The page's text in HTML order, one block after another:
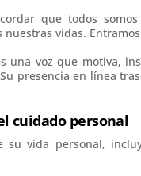
que todos
vidas.
una voz que motiva,
presencia en línea
cuidado personal
vida personal,